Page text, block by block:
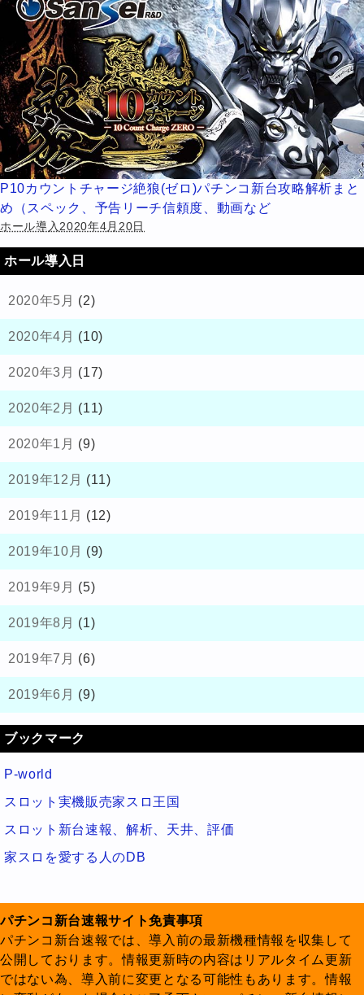
P10カウントチャージ絶狼(ゼロ)パチンコ新台攻略解析まと
め（スペック、予告リーチ信頼度、動画など
ホール導入2020年4月20日
ホール導入日
2020年5月 (2)
2020年4月 (10)
2020年3月 (17)
2020年2月 (11)
2020年1月 (9)
2019年12月 (11)
2019年11月 (12)
2019年10月 (9)
2019年9月 (5)
2019年8月 (1)
2019年7月 (6)
2019年6月 (9)
ブックマーク
P-world
スロット実機販売家スロ王国
スロット新台速報、解析、天井、評価
家スロを愛する人のDB
パチンコ新台速報サイト免責事項
パチンコ新台速報では、導入前の最新機種情報を収集して
公開しております。情報更新時の内容はリアルタイム更新
ではない為、導入前に変更となる可能性もあります。情報